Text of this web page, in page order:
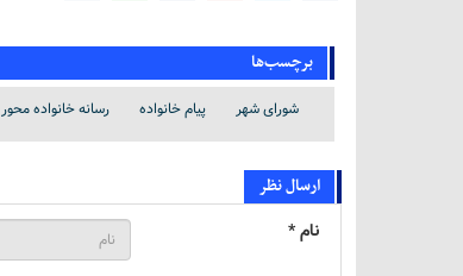
برچسب‌ها
شورای شهر پیام خانواده رسانه خانواده محور
ارسال نظر
نام *